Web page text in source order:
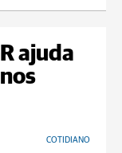
ajuda
COTIDIANO